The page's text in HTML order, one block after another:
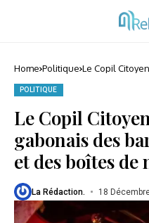
Home Politique Le Copil
POLITIQUE
Le Copil
gabonais des
et des boîtes de
La Rédaction. 18